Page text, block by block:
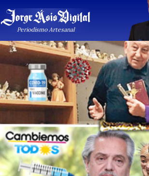
Periodismo Artesanal